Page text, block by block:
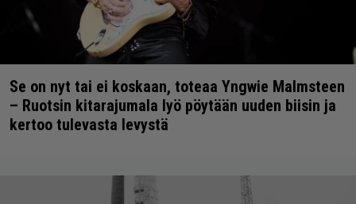
Se on nyt tai ei koskaan, toteaa Yngwie Malmsteen
– Ruotsin kitarajumala lyö pöytään uuden biisin ja
kertoo tulevasta levystä